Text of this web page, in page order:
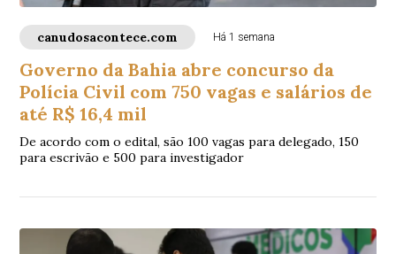
canudosacontece.com Há 1 semana
Governo da Bahia abre concurso da
Polícia Civil com 750 vagas e salários de
até R$ 16,4 mil
De acordo com o edital, são 100 vagas para delegado, 150
para escrivão e 500 para investigador